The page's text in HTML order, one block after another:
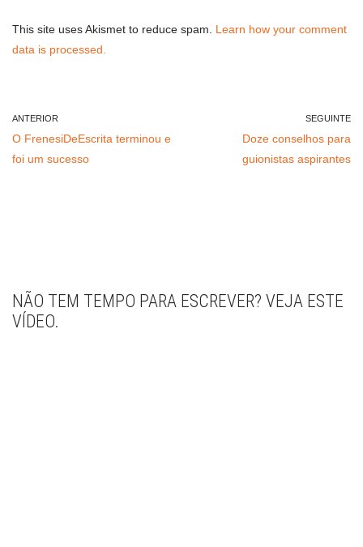
This site uses Akismet to reduce spam. Learn how your comment
data is processed.
ANTERIOR
O FrenesiDeEscrita terminou e
foi um sucesso
SEGUINTE
Doze conselhos para
guionistas aspirantes
NÃO TEM TEMPO PARA ESCREVER? VEJA ESTE
VÍDEO.